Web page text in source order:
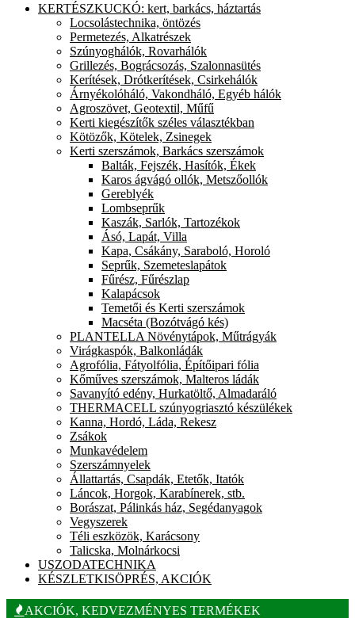
KERTÉSZKUCKÓ: kert, barkács, háztartás
Locsolástechnika, öntözés
Permetezés, Alkatrészek
Szúnyoghálók, Rovarhálók
Grillezés, Bográcsozás, Szalonnasütés
Kerítések, Drótkerítések, Csirkehálók
Árnyékolóháló, Vakondháló, Egyéb hálók
Agroszövet, Geotextil, Műfű
Kerti kiegészítők széles választékban
Kötözők, Kötelek, Zsinegek
Kerti szerszámok, Barkács szerszámok
Balták, Fejszék, Hasítók, Ékek
Karos ágvágó ollók, Metszőollók
Gereblyék
Lombseprűk
Kaszák, Sarlók, Tartozékok
Ásó, Lapát, Villa
Kapa, Csákány, Saraboló, Horoló
Seprűk, Szemeteslapátok
Fűrész, Fűrészlap
Kalapácsok
Temetői és Kerti szerszámok
Macséta (Bozótvágó kés)
PLANTELLA Növénytápok, Műtrágyák
Virágkaspók, Balkonládák
Agrofólia, Fátyolfólia, Építőipari fólia
Kőműves szerszámok, Malteros ládák
Savanyító edény, Hurkatöltő, Almadaráló
THERMACELL szúnyogriasztó készülékek
Kanna, Hordó, Láda, Rekesz
Zsákok
Munkavédelem
Szerszámnyelek
Állattartás, Csapdák, Etetők, Itatók
Láncok, Horgok, Karabínerek, stb.
Borászat, Pálinkás ház, Segédanyagok
Vegyszerek
Téli eszközök, Karácsony
Talicska, Molnárkocsi
USZODATECHNIKA
KÉSZLETKISÖPRÉS, AKCIÓK
AKCIÓK, KEDVEZMÉNYES TERMÉKEK